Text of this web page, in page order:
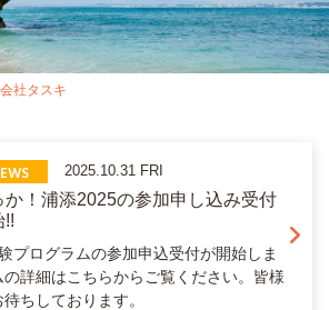
社タスキ
2025.10.31 FRI
か！浦添2025の参加申し込み受付
!!
プログラムの参加申込受付が開始しま
の詳細はこちらからご覧ください。皆様
ちしております。